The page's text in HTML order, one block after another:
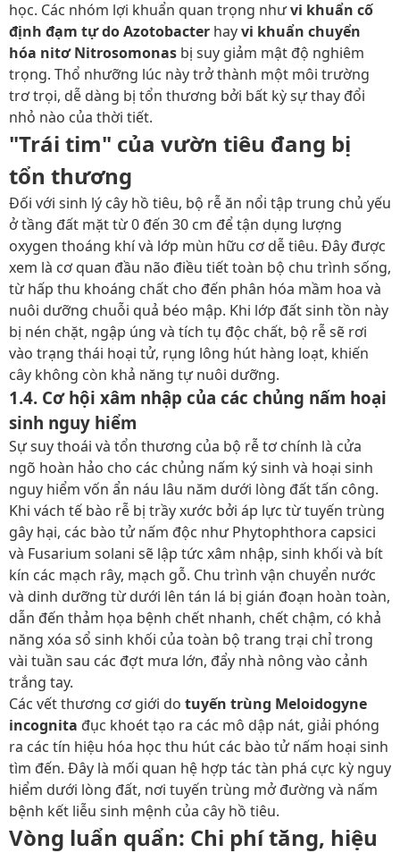
học. Các nhóm lợi khuẩn quan trọng nhưvi khuẩn cố
định đạm tự do Azotobacter hayvi khuẩn chuyển
hóa nitơ Nitrosomonas bị suy giảm mật độ nghiêm
trọng. Thổ nhưỡng lúc này trở thành một môi trường
trơ trọi, dễ dàng bị tổn thương bởi bất kỳ sự thay đổi
nhỏ nào của thời tiết.
"Trái tim" của vườn tiêu đang bị
tổn thương
Đối với sinh lý cây hồ tiêu, bộ rễ ăn nổi tập trung chủ yếu
ở tầng đất mặt từ 0 đến 30 cm để tận dụng lượng
oxygen thoáng khí và lớp mùn hữu cơ dễ tiêu. Đây được
xem là cơ quan đầu não điều tiết toàn bộ chu trình sống,
từ hấp thu khoáng chất cho đến phân hóa mầm hoa và
nuôi dưỡng chuỗi quả béo mập. Khi lớp đất sinh tồn này
bị nén chặt, ngập úng và tích tụ độc chất, bộ rễ sẽ rơi
vào trạng thái hoại tử, rụng lông hút hàng loạt, khiến
cây không còn khả năng tự nuôi dưỡng.
1.4. Cơ hội xâm nhập của các chủng nấm hoại
sinh nguy hiểm
Sự suy thoái và tổn thương của bộ rễ tơ chính là cửa
ngõ hoàn hảo cho các chủng nấm ký sinh và hoại sinh
nguy hiểm vốn ẩn náu lâu năm dưới lòng đất tấn công.
Khi vách tế bào rễ bị trầy xước bởi áp lực từ tuyến trùng
gây hại, các bào tử nấm độc như Phytophthora capsici
và Fusarium solani sẽ lập tức xâm nhập, sinh khối và bít
kín các mạch rây, mạch gỗ. Chu trình vận chuyển nước
và dinh dưỡng từ dưới lên tán lá bị gián đoạn hoàn toàn,
dẫn đến thảm họa bệnh chết nhanh, chết chậm, có khả
năng xóa sổ sinh khối của toàn bộ trang trại chỉ trong
vài tuần sau các đợt mưa lớn, đẩy nhà nông vào cảnh
trắng tay.
Các vết thương cơ giới do tuyến trùng Meloidogyne
incognita đục khoét tạo ra các mô dập nát, giải phóng
ra các tín hiệu hóa học thu hút các bào tử nấm hoại sinh
tìm đến. Đây là mối quan hệ hợp tác tàn phá cực kỳ nguy
hiểm dưới lòng đất, nơi tuyến trùng mở đường và nấm
bệnh kết liễu sinh mệnh của cây hồ tiêu.
Vòng luẩn quẩn: Chi phí tăng, hiệu